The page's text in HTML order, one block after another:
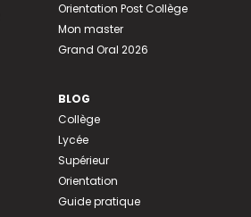
Orientation Post Collège
Mon master
Grand Oral 2026
BLOG
Collège
Lycée
Supérieur
Orientation
Guide pratique